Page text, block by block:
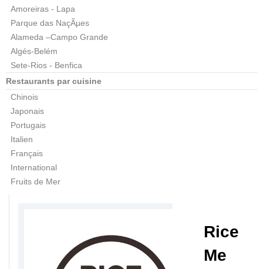
Amoreiras - Lapa
Parque das NaçÃµes
Alameda –Campo Grande
Algés-Belém
Sete-Rios - Benfica
Restaurants par cuisine
Chinois
Japonais
Portugais
Italien
Français
International
Fruits de Mer
Rice
Me